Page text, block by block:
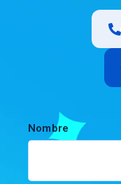
Nombre